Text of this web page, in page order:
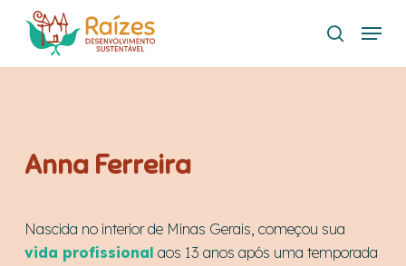
search
Menu
Anna Ferreira
Nascida no interior de Minas Gerais, começou sua
vida profissional aos 13 anos após uma temporada